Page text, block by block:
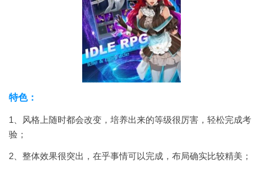
特色：
1、风格上随时都会改变，培养出来的等级很厉害，轻松完成考
验；
2、整体效果很突出，在乎事情可以完成，布局确实比较精美；